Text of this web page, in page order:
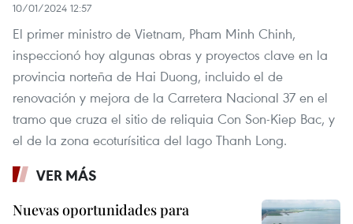
10/01/2024 12:57
El primer ministro de Vietnam, Pham Minh Chinh,
inspeccionó hoy algunas obras y proyectos clave en la
provincia norteña de Hai Duong, incluido el de
renovación y mejora de la Carretera Nacional 37 en el
tramo que cruza el sitio de reliquia Con Son-Kiep Bac, y
el de la zona ecoturísitica del lago Thanh Long.
VER MÁS
Nuevas oportunidades para